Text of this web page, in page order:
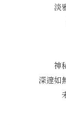
淡
神
深邃如